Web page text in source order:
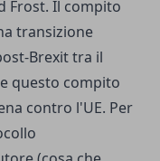
Frost. Il compito
transizione
Brexit tra il
questo compito
contro l'UE. Per